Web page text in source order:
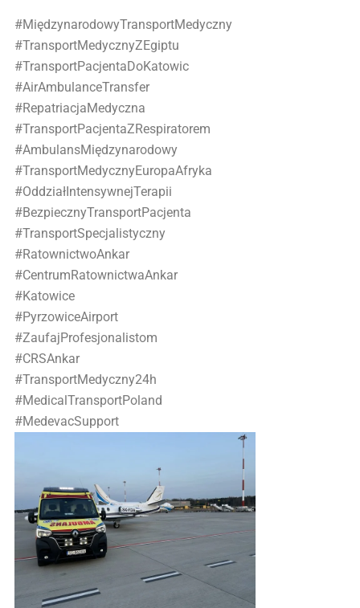
#MiędzynarodowyTransportMedyczny
#TransportMedycznyZEgiptu
#TransportPacjentaDoKatowic
#AirAmbulanceTransfer
#RepatriacjaMedyczna
#TransportPacjentaZRespiratorem
#AmbulansMiędzynarodowy
#TransportMedycznyEuropaAfryka
#OddziałIntensywnejTerapii
#BezpiecznyTransportPacjenta
#TransportSpecjalistyczny
#RatownictwoAnkar
#CentrumRatownictwaAnkar
#Katowice
#PyrzowiceAirport
#ZaufajProfesjonalistom
#CRSAnkar
#TransportMedyczny24h
#MedicalTransportPoland
#MedevacSupport